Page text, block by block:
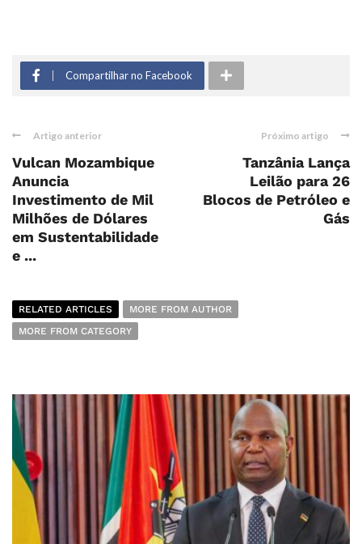
Compartilhar no Facebook
Artigo anterior
Vulcan Mozambique
Anuncia
Investimento de Mil
Milhões de Dólares
em Sustentabilidade
e ...
Próximo artigo
Tanzânia Lança
Leilão para 26
Blocos de Petróleo e
Gás
RELATED ARTICLES
MORE FROM AUTHOR
MORE FROM CATEGORY